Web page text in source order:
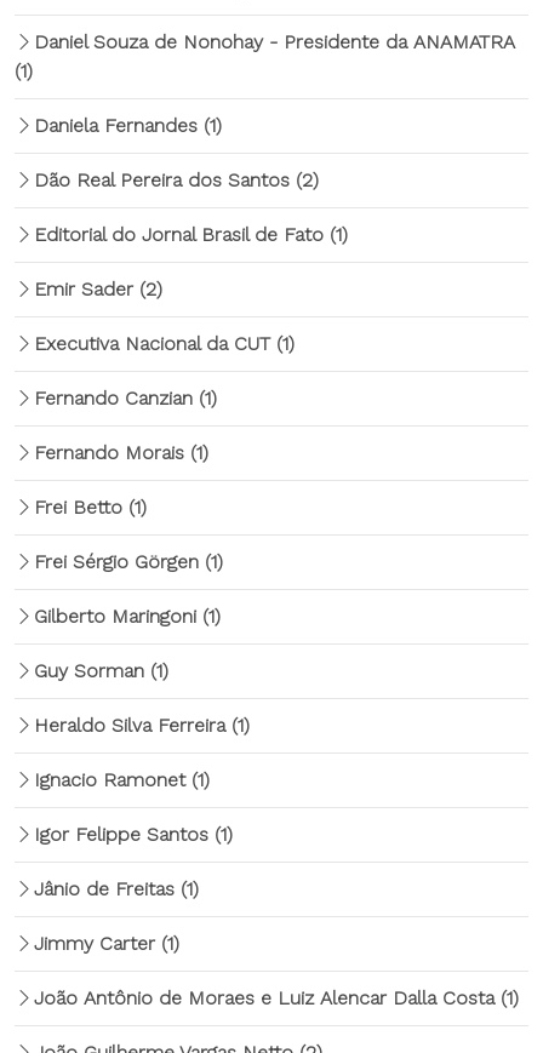
Daniel Souza de Nonohay - Presidente da ANAMATRA
(1)
Daniela Fernandes (1)
Dão Real Pereira dos Santos (2)
Editorial do Jornal Brasil de Fato (1)
Emir Sader (2)
Executiva Nacional da CUT (1)
Fernando Canzian (1)
Fernando Morais (1)
Frei Betto (1)
Frei Sérgio Görgen (1)
Gilberto Maringoni (1)
Guy Sorman (1)
Heraldo Silva Ferreira (1)
Ignacio Ramonet (1)
Igor Felippe Santos (1)
Jânio de Freitas (1)
Jimmy Carter (1)
João Antônio de Moraes e Luiz Alencar Dalla Costa (1)